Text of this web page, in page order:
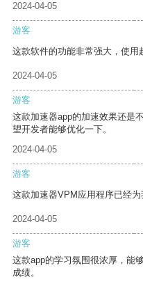
2024-04-05
游客
这款软件的功能非常强大，使用
2024-04-05
游客
这款加速器app的加速效果还是
望开发者能够优化一下。
2024-04-05
游客
这款加速器VPM应用程序已经为
2024-04-05
游客
这款app的学习氛围很浓厚，能
成绩。